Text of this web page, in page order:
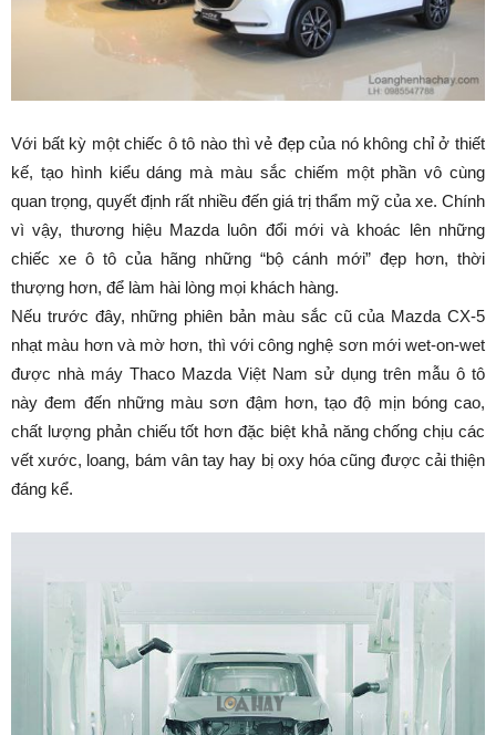
Với bất kỳ một chiếc ô tô nào thì vẻ đẹp của nó không chỉ ở thiết
kế, tạo hình kiểu dáng mà màu sắc chiếm một phần vô cùng
quan trọng, quyết định rất nhiều đến giá trị thẩm mỹ của xe. Chính
vì vậy, thương hiệu Mazda luôn đổi mới và khoác lên những
chiếc xe ô tô của hãng những “bộ cánh mới” đẹp hơn, thời
thượng hơn, để làm hài lòng mọi khách hàng.
Nếu trước đây, những phiên bản màu sắc cũ của Mazda CX-5
nhạt màu hơn và mờ hơn, thì với công nghệ sơn mới wet-on-wet
được nhà máy Thaco Mazda Việt Nam sử dụng trên mẫu ô tô
này đem đến những màu sơn đậm hơn, tạo độ mịn bóng cao,
chất lượng phản chiếu tốt hơn đặc biệt khả năng chống chịu các
vết xước, loang, bám vân tay hay bị oxy hóa cũng được cải thiện
đáng kể.